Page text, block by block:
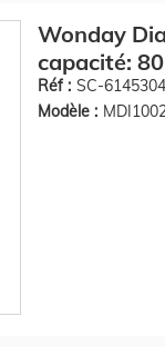
Wonday
capacité:
Réf : SC-
Modèle :